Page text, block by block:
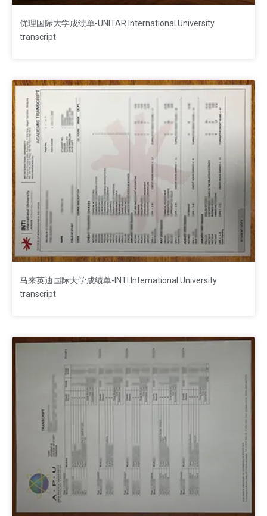
优理国际大学成绩单-UNITAR International University
transcript
马来英迪国际大学成绩单-INTI International University
transcript